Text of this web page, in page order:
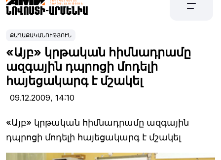
ՔԱՂԱՔԱԿԱՆՈՒԹՅՈՒՆ
«Այբ» կրթական հիմնադրամը
ազգային դպրոցի մոդելի
հայեցակարգ է մշակել
09.12.2009, 14:10
«Այբ» կրթական հիմնադրամը ազգային
դպրոցի մոդելի հայեցակարգ է մշակել